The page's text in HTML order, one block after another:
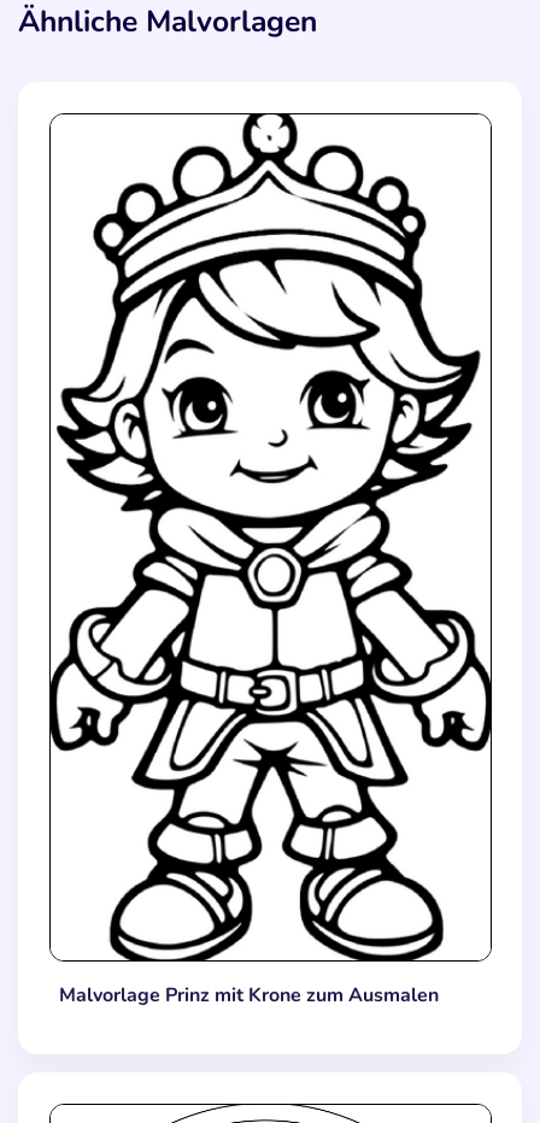
Ähnliche Malvorlagen
Malvorlage Prinz mit Krone zum Ausmalen